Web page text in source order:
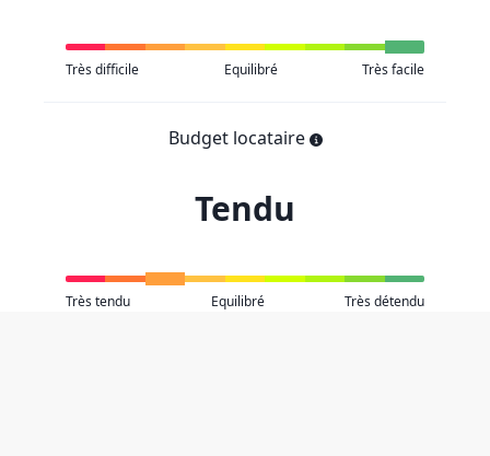
Très difficile Equilibré Très facile
Budget locataire
Tendu
Très tendu Equilibré Très détendu